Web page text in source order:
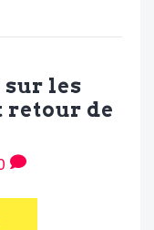
sur les
retour de